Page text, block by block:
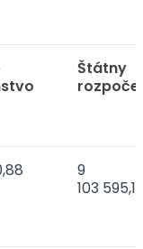
Štátny
9
103